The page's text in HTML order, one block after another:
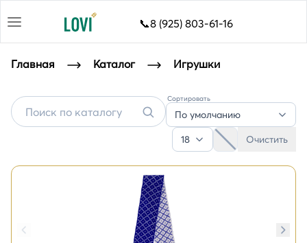
📞8 (925) 803-61-16
Главная Каталог Игрушки
Игрушки с логотипом Сортировать
По умолчанию
18
Очистить